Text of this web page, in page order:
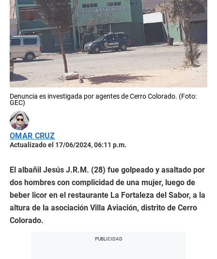
Denuncia es investigada por agentes de Cerro Colorado. (Foto:
GEC)
OMAR CRUZ
Actualizado el 17/06/2024, 06:11 p.m.
El albañil Jesús J.R.M. (28) fue golpeado y asaltado por
dos hombres con complicidad de una mujer, luego de
beber licor en el restaurante La Fortaleza del Sabor, a la
altura de la asociación Villa Aviación, distrito de Cerro
Colorado.